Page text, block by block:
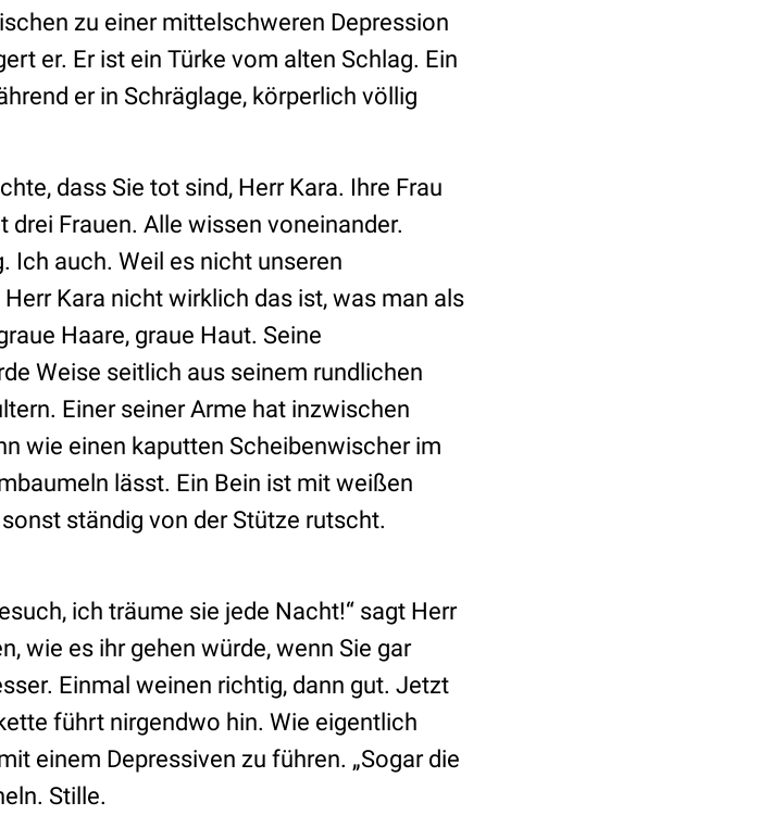
zu einer mittelschweren Depression
er. Er ist ein Türke vom alten Schlag. Ein
er in Schräglage, körperlich völlig
dass Sie tot sind, Herr Kara. Ihre Frau
drei Frauen. Alle wissen voneinander.
Ich auch. Weil es nicht unseren
Kara nicht wirklich das ist, was man als
Haare, graue Haut. Seine
Weise seitlich aus seinem rundlichen
Einer seiner Arme hat inzwischen
wie einen kaputten Scheibenwischer im
lässt. Ein Bein ist mit weißen
ständig von der Stütze rutscht.
ich träume sie jede Nacht!“ sagt Herr
wie es ihr gehen würde, wenn Sie gar
Einmal weinen richtig, dann gut. Jetzt
führt nirgendwo hin. Wie eigentlich
einem Depressiven zu führen. „Sogar die
Stille.